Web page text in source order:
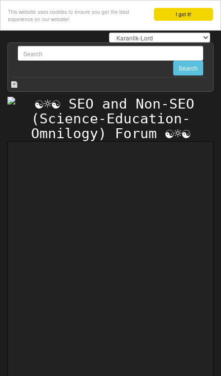
I got it!
This website uses cookies to ensure you get the best
experience on our website!